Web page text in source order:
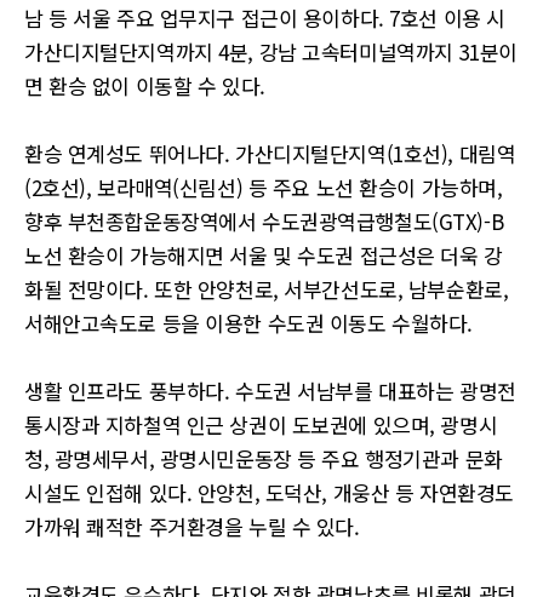
남 등 서울 주요 업무지구 접근이 용이하다. 7호선 이용 시
가산디지털단지역까지 4분, 강남 고속터미널역까지 31분이
면 환승 없이 이동할 수 있다.
환승 연계성도 뛰어나다. 가산디지털단지역(1호선), 대림역
(2호선), 보라매역(신림선) 등 주요 노선 환승이 가능하며,
향후 부천종합운동장역에서 수도권광역급행철도(GTX)-B
노선 환승이 가능해지면 서울 및 수도권 접근성은 더욱 강
화될 전망이다. 또한 안양천로, 서부간선도로, 남부순환로,
서해안고속도로 등을 이용한 수도권 이동도 수월하다.
생활 인프라도 풍부하다. 수도권 서남부를 대표하는 광명전
통시장과 지하철역 인근 상권이 도보권에 있으며, 광명시
청, 광명세무서, 광명시민운동장 등 주요 행정기관과 문화
시설도 인접해 있다. 안양천, 도덕산, 개웅산 등 자연환경도
가까워 쾌적한 주거환경을 누릴 수 있다.